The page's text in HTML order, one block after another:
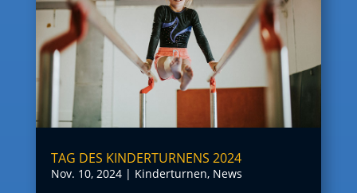
TAG DES KINDERTURNENS 2024
Nov. 10, 2024| Kinderturnen, News